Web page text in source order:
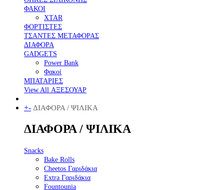
ΦΑΚΟΙ
XTAR
ΦΟΡΤΙΣΤΕΣ
ΤΣΑΝΤΕΣ ΜΕΤΑΦΟΡΑΣ
ΔΙΑΦΟΡΑ
GADGETS
Power Bank
Φακοί
ΜΠΑΤΑΡΙΕΣ
View All ΑΞΕΣΟΥΑΡ
+- ΔΙΑΦΟΡΑ / ΨΙΛΙΚΑ
ΔΙΑΦΟΡΑ / ΨΙΛΙΚΑ
Snacks
Bake Rolls
Cheetos Γαριδάκια
Extra Γαριδάκια
Fountounia